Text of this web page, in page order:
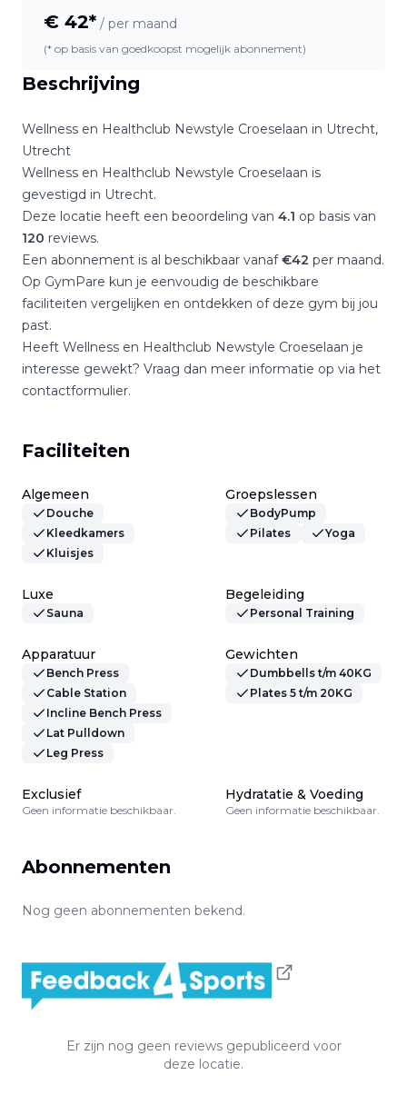
Beschrijving
Wellness en Healthclub Newstyle Croeselaan in Utrecht,
Utrecht
Wellness en Healthclub Newstyle Croeselaan is
gevestigd in Utrecht.
Deze locatie heeft een beoordeling van 4.1 op basis van
120 reviews.
Een abonnement is al beschikbaar vanaf€42 per maand.
Op GymPare kun je eenvoudig de beschikbare
faciliteiten vergelijken en ontdekken of deze gym bij jou
past.
Heeft Wellness en Healthclub Newstyle Croeselaan je
interesse gewekt? Vraag dan meer informatie op via het
contactformulier.
Faciliteiten
Algemeen
Douche
Kleedkamers
Kluisjes
Groepslessen
BodyPump
Pilates
Yoga
Luxe
Sauna
Begeleiding
Personal Training
Apparatuur
Bench Press
Cable Station
Incline Bench Press
Lat Pulldown
Leg Press
Gewichten
Dumbbells t/m 40KG
Plates 5 t/m 20KG
Exclusief
Geen informatie beschikbaar.
Hydratatie & Voeding
Geen informatie beschikbaar.
Abonnementen
Nog geen abonnementen bekend.
€ 42* / per maand
(* op basis van goedkoopst mogelijk abonnement)
Er zijn nog geen reviews gepubliceerd voor
deze locatie.